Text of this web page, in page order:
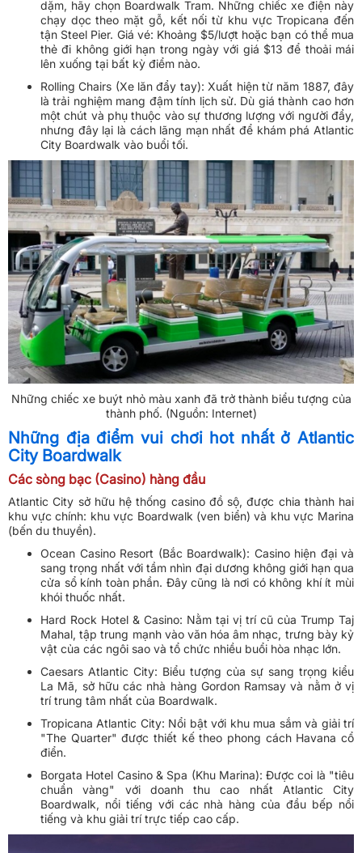
dặm, hãy chọn Boardwalk Tram. Những chiếc xe điện này
chạy dọc theo mặt gỗ, kết nối từ khu vực Tropicana đến
tận Steel Pier. Giá vé: Khoảng $5/lượt hoặc bạn có thể mua
thẻ đi không giới hạn trong ngày với giá $13 để thoải mái
lên xuống tại bất kỳ điểm nào.
Rolling Chairs (Xe lăn đẩy tay): Xuất hiện từ năm 1887, đây
là trải nghiệm mang đậm tính lịch sử. Dù giá thành cao hơn
một chút và phụ thuộc vào sự thương lượng với người đẩy,
nhưng đây lại là cách lãng mạn nhất để khám phá Atlantic
City Boardwalk vào buổi tối.
Những chiếc xe buýt nhỏ màu xanh đã trở thành biểu tượng của
thành phố. (Nguồn: Internet)
Những địa điểm vui chơi hot nhất ở Atlantic
City Boardwalk
Các sòng bạc (Casino) hàng đầu
Atlantic City sở hữu hệ thống casino đồ sộ, được chia thành hai
khu vực chính: khu vực Boardwalk (ven biển) và khu vực Marina
(bến du thuyền).
Ocean Casino Resort (Bắc Boardwalk): Casino hiện đại và
sang trọng nhất với tầm nhìn đại dương không giới hạn qua
cửa sổ kính toàn phần. Đây cũng là nơi có không khí ít mùi
khói thuốc nhất.
Hard Rock Hotel & Casino: Nằm tại vị trí cũ của Trump Taj
Mahal, tập trung mạnh vào văn hóa âm nhạc, trưng bày kỷ
vật của các ngôi sao và tổ chức nhiều buổi hòa nhạc lớn.
Caesars Atlantic City: Biểu tượng của sự sang trọng kiểu
La Mã, sở hữu các nhà hàng Gordon Ramsay và nằm ở vị
trí trung tâm nhất của Boardwalk.
Tropicana Atlantic City: Nổi bật với khu mua sắm và giải trí
"The Quarter" được thiết kế theo phong cách Havana cổ
điển.
Borgata Hotel Casino & Spa (Khu Marina): Được coi là "tiêu
chuẩn vàng" với doanh thu cao nhất Atlantic City
Boardwalk, nổi tiếng với các nhà hàng của đầu bếp nổi
tiếng và khu giải trí trực tiếp cao cấp.